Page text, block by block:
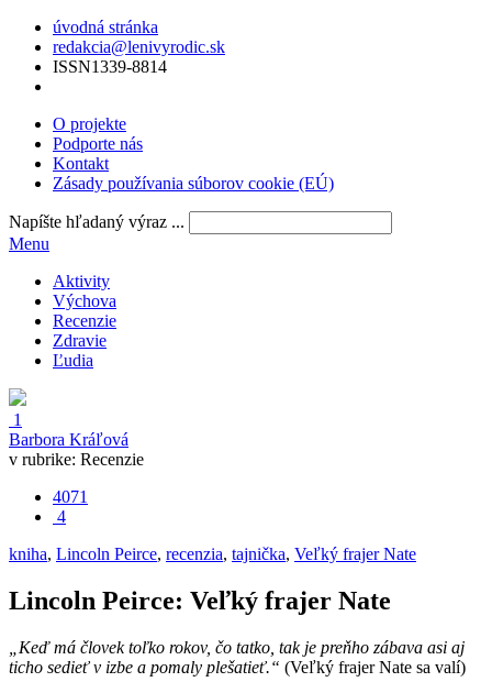
úvodná stránka
redakcia@lenivyrodic.sk
ISSN1339-8814
O projekte
Podporte nás
Kontakt
Zásady používania súborov cookie (EÚ)
Napíšte hľadaný výraz ...
Menu
Aktivity
Výchova
Recenzie
Zdravie
Ľudia
1
Barbora Kráľová
v rubrike: Recenzie
4071
4
kniha, Lincoln Peirce, recenzia, tajnička, Veľký frajer Nate
Lincoln Peirce: Veľký frajer Nate
„Keď má človek toľko rokov, čo tatko, tak je preňho zábava asi aj
ticho sedieť v izbe a pomaly plešatieť.“ (Veľký frajer Nate sa valí)